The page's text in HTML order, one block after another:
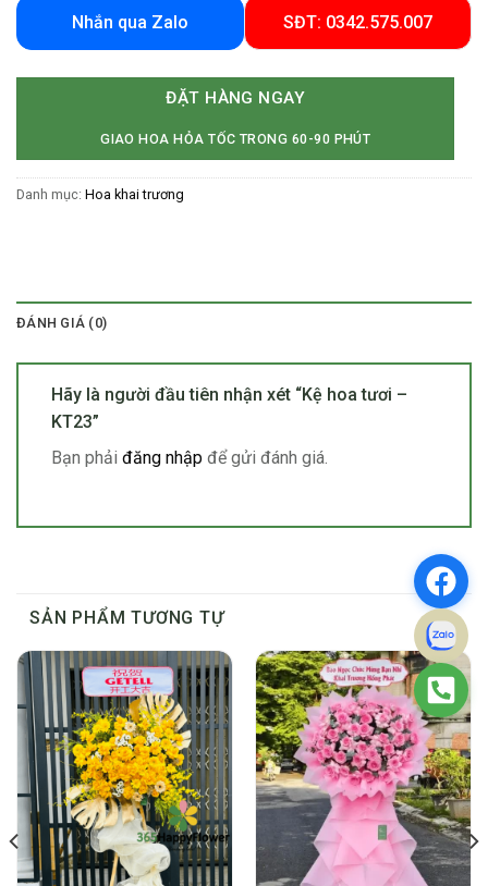
Nhắn qua Zalo SĐT: 0342.575.007
ĐẶT HÀNG NGAY
GIAO HOA HỎA TỐC TRONG 60-90 PHÚT
Danh mục: Hoa khai trương
ĐÁNH GIÁ (0)
Hãy là người đầu tiên nhận xét “Kệ hoa tươi –
KT23”
Bạn phải đăng nhập để gửi đánh giá.
SẢN PHẨM TƯƠNG TỰ